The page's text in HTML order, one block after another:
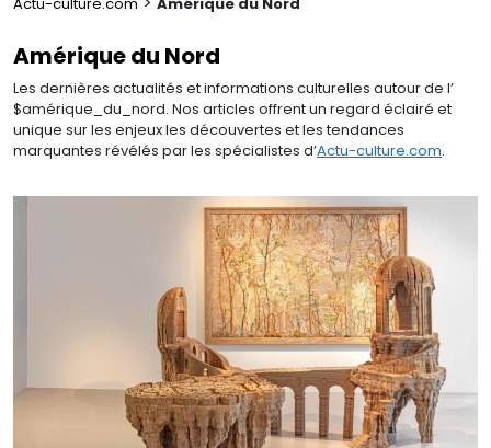
Amérique du Nord
Les dernières actualités et informations culturelles autour de l’
$amérique_du_nord. Nos articles offrent un regard éclairé et
unique sur les enjeux les découvertes et les tendances
marquantes révélés par les spécialistes d’Actu-culture.com.